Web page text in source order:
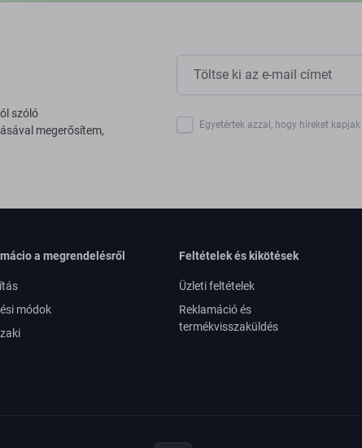
szóló
megerősítem,
Egyetértek azzal, hogy híreket kapjak
a megrendelésről
módok
Feltételek és kikötések
Üzleti feltételek
Reklamáció és
termékvisszaküldés